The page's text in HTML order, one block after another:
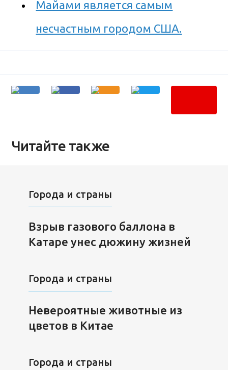
Майами является самым
несчастным городом США.
Читайте также
Города и страны
Взрыв газового баллона в
Катаре унес дюжину жизней
Города и страны
Невероятные животные из
цветов в Китае
Города и страны